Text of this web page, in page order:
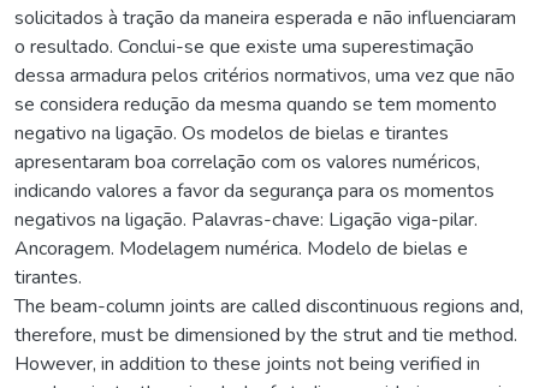
solicitados à tração da maneira esperada e não influenciaram
o resultado. Conclui-se que existe uma superestimação
dessa armadura pelos critérios normativos, uma vez que não
se considera redução da mesma quando se tem momento
negativo na ligação. Os modelos de bielas e tirantes
apresentaram boa correlação com os valores numéricos,
indicando valores a favor da segurança para os momentos
negativos na ligação. Palavras-chave: Ligação viga-pilar.
Ancoragem. Modelagem numérica. Modelo de bielas e
tirantes.
The beam-column joints are called discontinuous regions and,
therefore, must be dimensioned by the strut and tie method.
However, in addition to these joints not being verified in